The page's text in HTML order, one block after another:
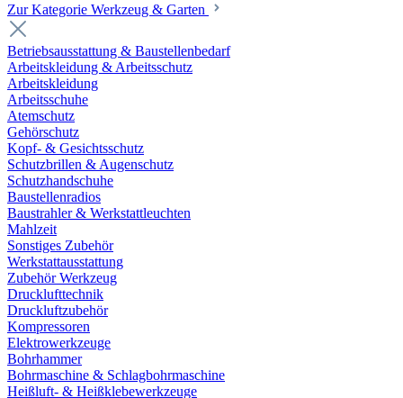
Zur Kategorie Werkzeug & Garten
Betriebsausstattung & Baustellenbedarf
Arbeitskleidung & Arbeitsschutz
Arbeitskleidung
Arbeitsschuhe
Atemschutz
Gehörschutz
Kopf- & Gesichtsschutz
Schutzbrillen & Augenschutz
Schutzhandschuhe
Baustellenradios
Baustrahler & Werkstattleuchten
Mahlzeit
Sonstiges Zubehör
Werkstattausstattung
Zubehör Werkzeug
Drucklufttechnik
Druckluftzubehör
Kompressoren
Elektrowerkzeuge
Bohrhammer
Bohrmaschine & Schlagbohrmaschine
Heißluft- & Heißklebewerkzeuge